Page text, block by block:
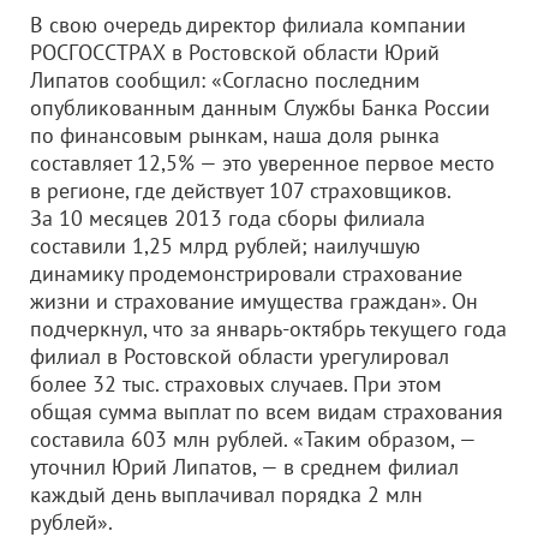
В свою очередь директор филиала компании
РОСГОССТРАХ в Ростовской области Юрий
Липатов сообщил: «Согласно последним
опубликованным данным Службы Банка России
по финансовым рынкам, наша доля рынка
составляет 12,5% — это уверенное первое место
в регионе, где действует 107 страховщиков.
За 10 месяцев 2013 года сборы филиала
составили 1,25 млрд рублей; наилучшую
динамику продемонстрировали страхование
жизни и страхование имущества граждан». Он
подчеркнул, что за январь-октябрь текущего года
филиал в Ростовской области урегулировал
более 32 тыс. страховых случаев. При этом
общая сумма выплат по всем видам страхования
составила 603 млн рублей. «Таким образом, —
уточнил Юрий Липатов, — в среднем филиал
каждый день выплачивал порядка 2 млн
рублей».